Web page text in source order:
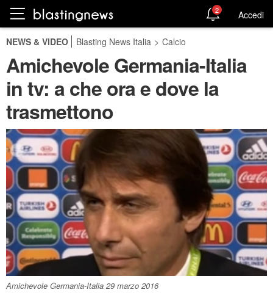
2 Accedi
NEWS & VIDEO Blasting News Italia > Calcio
Amichevole Germania-Italia
in tv: a che ora e dove la
trasmettono
Amichevole Germania-Italia 29 marzo 2016